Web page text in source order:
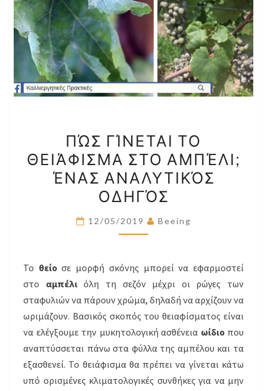
ΓΊΝΕΤΑΙ
ΤΟ
ΘΕΙΆΦΙΣΜΑ
ΣΤΟ
ΈΝΑΣ
ΠΏΣ ΓΊΝΕΤΑΙ ΤΟ
ΘΕΙΆΦΙΣΜΑ ΣΤΟ ΑΜΠΈΛΙ;
ΈΝΑΣ ΑΝΑΛΥΤΙΚΌΣ
ΟΔΗΓΌΣ
12/05/2019 Beeing
Το θείοσε μορφή σκόνης μπορεί να εφαρμοστεί
στο αμπέλιόλη τη σεζόν μέχρι οι ρώγες των
σταφυλιών να πάρουν χρώμα, δηλαδή να αρχίζουν να
ωριμάζουν. Βασικός σκοπός του θειαφίσματος είναι
να ελέγξουμε την μυκητολογική ασθένεια ωίδιοπου
αναπτύσσεται πάνω στα φύλλα της αμπέλου και τα
εξασθενεί. Το θειάφισμα θα πρέπει να γίνεται κάτω
υπό ορισμένες κλιματολογικές συνθήκες για να μην